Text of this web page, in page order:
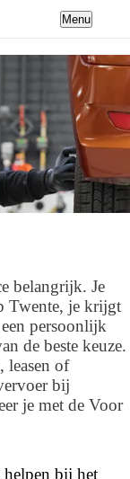
Menu
belangrijk. Je
Twente, je krijgt
persoonlijk
de beste keuze.
leasen of
bij
je met de Voor
bij het